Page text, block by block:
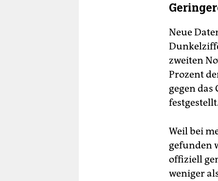
Neue
zweiten
Prozent
gegen
Weil bei
gefunden
offiziell
weniger